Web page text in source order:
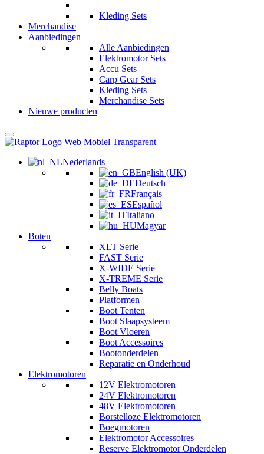
Kleding Sets
Merchandise
Aanbiedingen
Alle Aanbiedingen
Elektromotor Sets
Accu Sets
Carp Gear Sets
Kleding Sets
Merchandise Sets
Nieuwe producten
Nederlands
English (UK)
Deutsch
Français
Español
Italiano
Magyar
Boten
XLT Serie
FAST Serie
X-WIDE Serie
X-TREME Serie
Belly Boats
Platformen
Boot Tenten
Boot Slaapsysteem
Boot Vloeren
Boot Accessoires
Bootonderdelen
Reparatie en Onderhoud
Elektromotoren
12V Elektromotoren
24V Elektromotoren
48V Elektromotoren
Borstelloze Elektromotoren
Boegmotoren
Elektromotor Accessoires
Reserve Elektromotor Onderdelen